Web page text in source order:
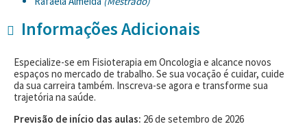
Informações Adicionais
Especialize-se em Fisioterapia em Oncologia e alcance novos
espaços no mercado de trabalho. Se sua vocação é cuidar, cuide
da sua carreira também. Inscreva-se agora e transforme sua
trajetória na saúde.
Previsão de início das aulas: 26 de setembro de 2026